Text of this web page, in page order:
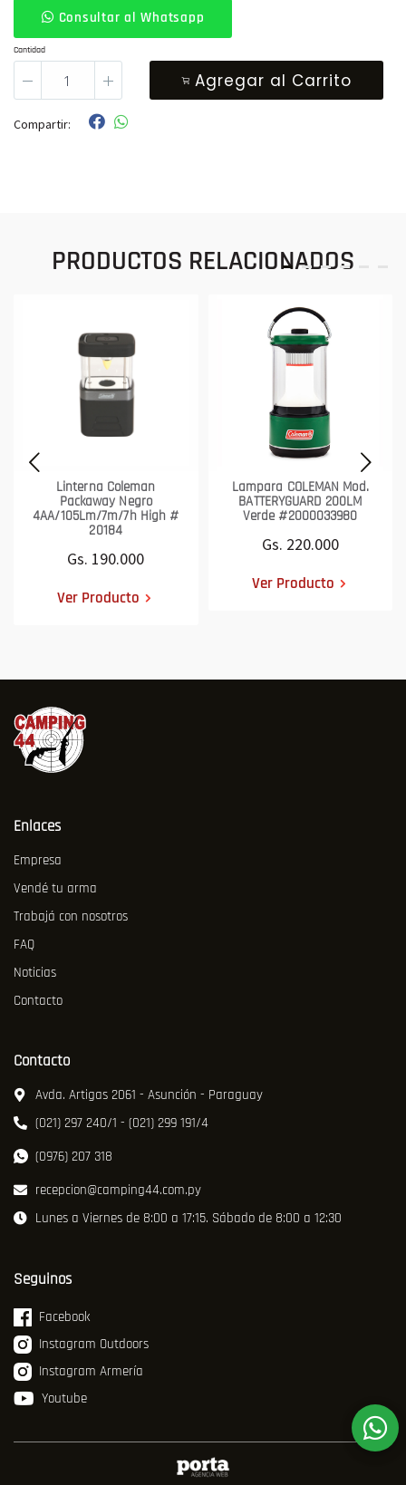
Consultar al Whatsapp
Cantidad
Agregar al Carrito
Compartir:
PRODUCTOS RELACIONADOS
Linterna Coleman
Packaway Negro
4AA/105Lm/7m/7h High #
20184
Gs. 190.000
Ver Producto
Lampara COLEMAN Mod.
BATTERYGUARD 200LM
Verde #2000033980
Gs. 220.000
Ver Producto
Enlaces
Empresa
Vendé tu arma
Trabajá con nosotros
FAQ
Noticias
Contacto
Contacto
Avda. Artigas 2061 - Asunción - Paraguay
(021) 297 240/1 - (021) 299 191/4
(0976) 207 318
recepcion@camping44.com.py
Lunes a Viernes de 8:00 a 17:15. Sábado de 8:00 a 12:30
Seguinos
Facebook
Instagram Outdoors
Instagram Armería
Youtube